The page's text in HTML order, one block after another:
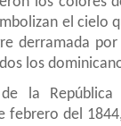
el cielo
derramada
los
la República
febrero del 18